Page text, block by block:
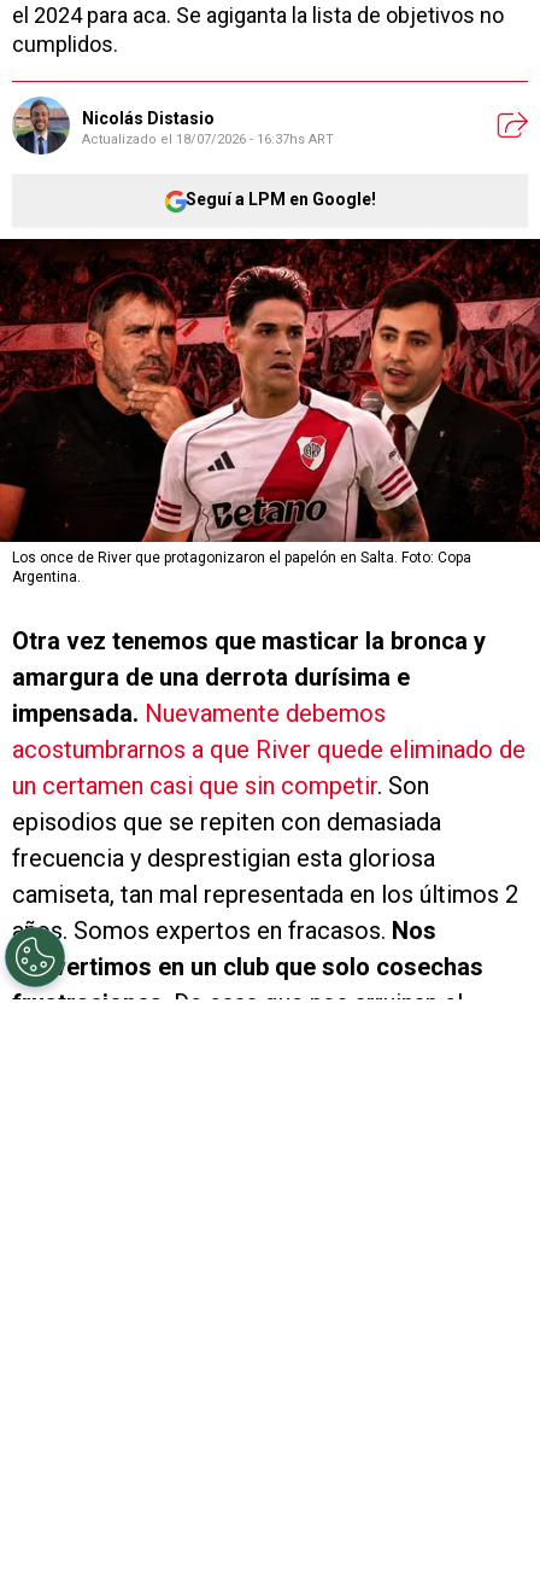
el 2024 para aca. Se agiganta la lista de objetivos no
cumplidos.
Nicolás Distasio
Actualizado el 18/07/2026 - 16:37hs ART
Seguí a LPM en Google!
Los once de River que protagonizaron el papelón en Salta. Foto: Copa
Argentina.
Otra vez tenemos que masticar la bronca y
amargura de una derrota durísima e
impensada. Nuevamente debemos
acostumbrarnos a que River quede eliminado de
un certamen casi que sin competir. Son
episodios que se repiten con demasiada
frecuencia y desprestigian esta gloriosa
camiseta, tan mal representada en los últimos 2
años. Somos expertos en fracasos. Nos
convertimos en un club que solo cosechas
frustraciones . De esas que nos arruinan el